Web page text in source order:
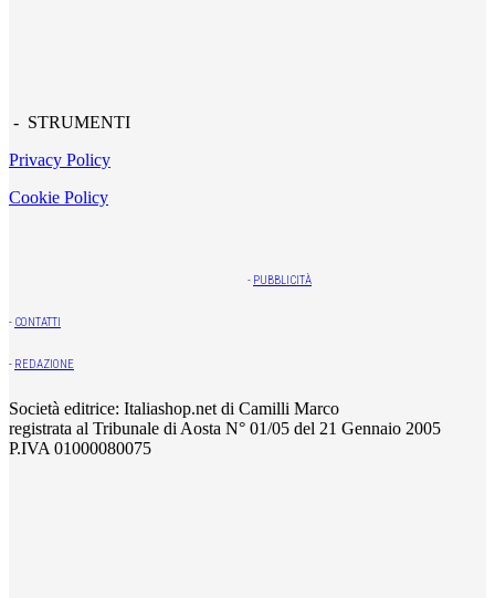
- STRUMENTI
Privacy Policy
Cookie Policy
- PUBBLICITÀ
- CONTATTI
- REDAZIONE
Società editrice: Italiashop.net di Camilli Marco
registrata al Tribunale di Aosta N° 01/05 del 21 Gennaio 2005
P.IVA 01000080075